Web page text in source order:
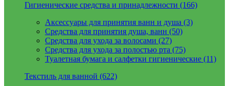
Гигиенические средства и принадлежности (166)
Аксессуары для принятия ванн и душа (3)
Средства для принятия душа, ванн (50)
Средства для ухода за волосами (27)
Средства для ухода за полостью рта (75)
Туалетная бумага и салфетки гигиенические (11)
Текстиль для ванной (622)